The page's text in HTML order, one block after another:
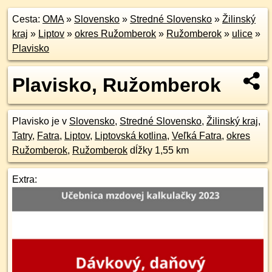
Cesta: OMA» Slovensko » Stredné Slovensko » Žilinský
kraj » Liptov » okres Ružomberok » Ružomberok » ulice »
Plavisko
Plavisko, Ružomberok
Plavisko je v Slovensko, Stredné Slovensko, Žilinský kraj,
Tatry, Fatra, Liptov, Liptovská kotlina, Veľká Fatra, okres
Ružomberok, Ružomberok dĺžky 1,55 km
Extra: